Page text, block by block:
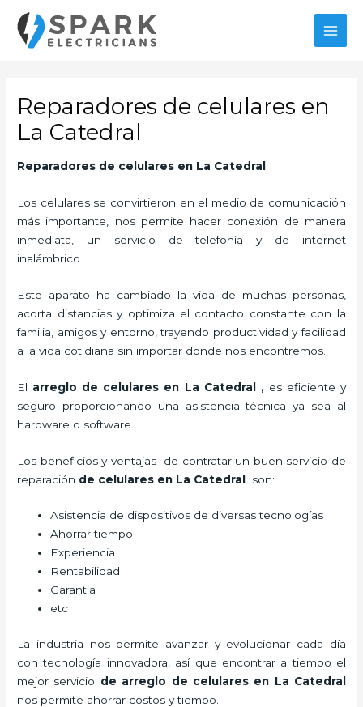
contenido
Reparadores de celulares en
La Catedral
Reparadores de celulares en La Catedral
Los celulares se convirtieron en el medio de comunicación
más importante, nos permite hacer conexión de manera
inmediata, un servicio de telefonía y de internet
inalámbrico.
Este aparato ha cambiado la vida de muchas personas,
acorta distancias y optimiza el contacto constante con la
familia, amigos y entorno, trayendo productividad y facilidad
a la vida cotidiana sin importar donde nos encontremos.
El arreglo de celulares en La Catedral ,es eficiente y
seguro proporcionando una asistencia técnica ya sea al
hardware o software.
Los beneficios y ventajas de contratar un buen servicio de
reparación de celulares en La Catedral son:
Asistencia de dispositivos de diversas tecnologías
Ahorrar tiempo
Experiencia
Rentabilidad
Garantía
etc
La industria nos permite avanzar y evolucionar cada día
con tecnología innovadora, así que encontrar a tiempo el
mejor servicio de arreglo de celulares en La Catedral
nos permite ahorrar costos y tiempo.